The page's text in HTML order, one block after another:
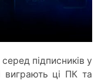
підписників у
виграють ці ПК та